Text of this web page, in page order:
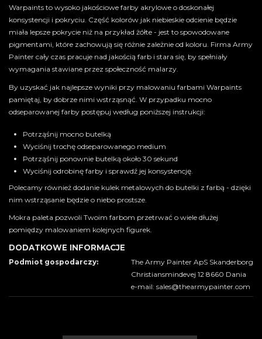
Warpaints to wysoko jakościowe farby akrylowe o doskonałej
konsystencji i pokryciu. Część kolorów jak niebieskie odcienie będzie
miała lepsze pokrycie niż na przykład żółte - jest to spowodowane
pigmentami, które zachowują się różnie zależnie od koloru. Firma Army
Painter cały czas pracuje nad jakością farb i stara się, by spełniały
wymagania stawiane przez społeczność malarzy.
By uzyskać jak najlepsze wyniki przy malowaniu farbami Warpaints
pamiętaj, by dobrze nimi wstrząsnąć. W przypadku mocno
odseparowanej farby postępuj według poniższej instrukcji:
Potrząśnij mocno butelką
Wyciśnij trochę odseparowanego medium
Potrząśnij ponownie butelką około 30 sekund
Wyciśnij odrobinę farby i sprawdź jej konsystencję.
Polecamy również dodanie kulek metalowych do butelki z farbą - dzięki
nim wstrząsanie będzie o niebo prostsze.
Mokra paleta pozwoli Twoim farbom przetrwać o wiele dłużej
pomiędzy malowaniem kolejnych figurek.
DODATKOWE INFORMACJE
Podmiot gospodarczy:
The Army Painter ApS Skanderborg
Christiansmindevej 12 8660 Dania
e-mail: sales@thearmypainter.com